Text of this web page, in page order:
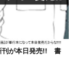
刊が本日発売!! 書